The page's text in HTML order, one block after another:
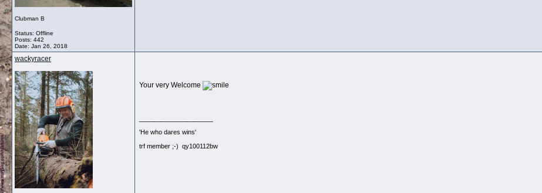
Clubman B
Status: Offline
Posts: 442
Date: Jan 26, 2018
wackyracer
Your very Welcome
'He who dares wins'
trf member ;-) qy100112bw